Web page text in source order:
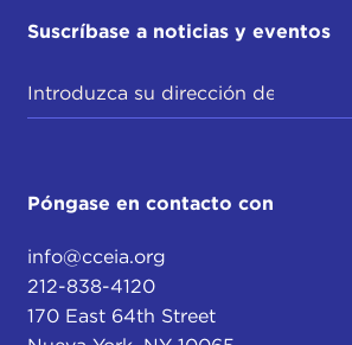
Suscríbase a noticias y eventos
Póngase en contacto con
info@cceia.org
212-838-4120
170 East 64th Street